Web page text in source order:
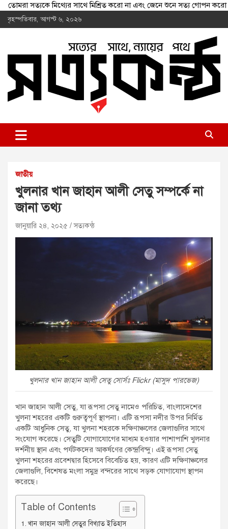
তোমরা সত্যকে মিথ্যের সাথে মিশ্রিত করো না এবং জেনে শুনে সত্য গোপন
Skip
to
বৃহস্পতিবার, আগস্ট ৬, ২০২৬
shottokontho.com
জাতীয়
খুলনার খান জাহান আলী সেতু সম্পর্কে না
জানা তথ্য
জানুয়ারি ২৪, ২০২৫ সত্যকন্ঠ
খুলনার খান জাহান আলী সেতু সোর্সঃ Flickr (মাসুদ পারভেজ)
খান জাহান আলী সেতু, যা রূপসা সেতু নামেও পরিচিত, বাংলাদেশের
খুলনা শহরের একটি গুরুত্বপূর্ণ স্থাপনা। এটি রূপসা নদীর উপর নির্মিত
একটি আধুনিক সেতু, যা খুলনা শহরকে দক্ষিণাঞ্চলের জেলাগুলির সাথে
সংযোগ করেছে। সেতুটি যোগাযোগের মাধ্যম হওয়ার পাশাপাশি খুলনার
দর্শনীয় স্থান এবং পর্যটকদের আকর্ষণের কেন্দ্রবিন্দু। এই রূপসা সেতু
খুলনা শহরের প্রবেশদ্বার হিসেবে বিবেচিত হয়, কারণ এটি দক্ষিণাঞ্চলের
জেলাগুলি, বিশেষত মংলা সমুদ্র বন্দরের সাথে সড়ক যোগাযোগ স্থাপন
করেছে।
Table of Contents
খান জাহান আলী সেতুর বিখ্যাত ইতিহাস